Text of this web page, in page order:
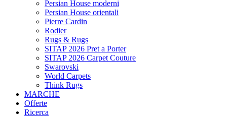
Persian House moderni
Persian House orientali
Pierre Cardin
Rodier
Rugs & Rugs
SITAP 2026 Pret a Porter
SITAP 2026 Carpet Couture
Swarovski
World Carpets
Think Rugs
MARCHE
Offerte
Ricerca